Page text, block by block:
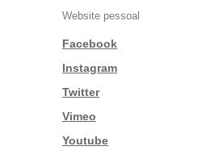
Website pessoal
Facebook
|Instagram
|Twitter
|Vimeo
|Youtube